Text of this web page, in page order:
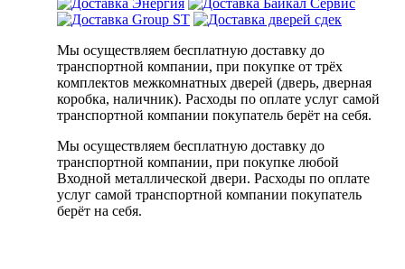
Мы осуществляем бесплатную доставку до
транспортной компании, при покупке от трёх
комплектов межкомнатных дверей (дверь, дверная
коробка, наличник). Расходы по оплате услуг самой
транспортной компании покупатель берёт на себя.
Мы осуществляем бесплатную доставку до
транспортной компании, при покупке любой
Входной металлической двери. Расходы по оплате
услуг самой транспортной компании покупатель
берёт на себя.